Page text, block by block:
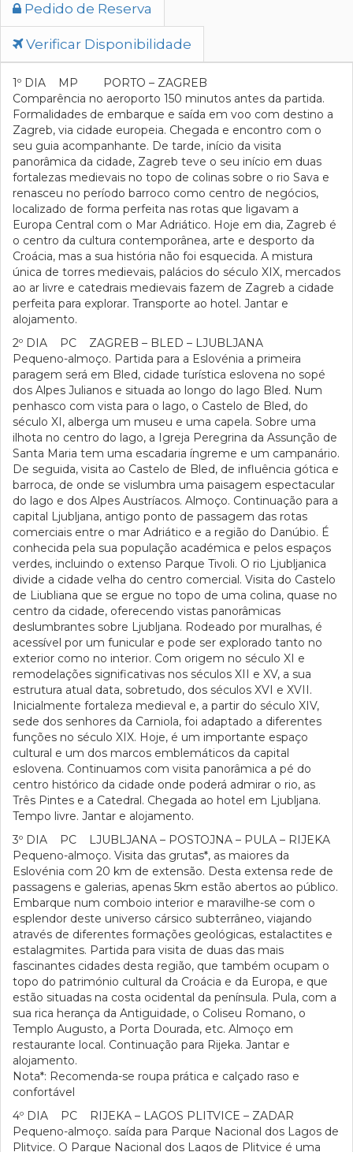
Pedido de Reserva
Verificar Disponibilidade
1º DIA MP PORTO – ZAGREB
Comparência no aeroporto 150 minutos antes da partida.
Formalidades de embarque e saída em voo com destino a
Zagreb, via cidade europeia. Chegada e encontro com o
seu guia acompanhante. De tarde, início da visita
panorâmica da cidade, Zagreb teve o seu início em duas
fortalezas medievais no topo de colinas sobre o rio Sava e
renasceu no período barroco como centro de negócios,
localizado de forma perfeita nas rotas que ligavam a
Europa Central com o Mar Adriático. Hoje em dia, Zagreb é
o centro da cultura contemporânea, arte e desporto da
Croácia, mas a sua história não foi esquecida. A mistura
única de torres medievais, palácios do século XIX, mercados
ao ar livre e catedrais medievais fazem de Zagreb a cidade
perfeita para explorar. Transporte ao hotel. Jantar e
alojamento.
2º DIA PC ZAGREB – BLED – LJUBLJANA
Pequeno-almoço. Partida para a Eslovénia a primeira
paragem será em Bled, cidade turística eslovena no sopé
dos Alpes Julianos e situada ao longo do lago Bled. Num
penhasco com vista para o lago, o Castelo de Bled, do
século XI, alberga um museu e uma capela. Sobre uma
ilhota no centro do lago, a Igreja Peregrina da Assunção de
Santa Maria tem uma escadaria íngreme e um campanário.
De seguida, visita ao Castelo de Bled, de influência gótica e
barroca, de onde se vislumbra uma paisagem espectacular
do lago e dos Alpes Austríacos. Almoço. Continuação para a
capital Ljubljana, antigo ponto de passagem das rotas
comerciais entre o mar Adriático e a região do Danúbio. É
conhecida pela sua população académica e pelos espaços
verdes, incluindo o extenso Parque Tivoli. O rio Ljubljanica
divide a cidade velha do centro comercial. Visita do Castelo
de Liubliana que se ergue no topo de uma colina, quase no
centro da cidade, oferecendo vistas panorâmicas
deslumbrantes sobre Ljubljana. Rodeado por muralhas, é
acessível por um funicular e pode ser explorado tanto no
exterior como no interior. Com origem no século XI e
remodelações significativas nos séculos XII e XV, a sua
estrutura atual data, sobretudo, dos séculos XVI e XVII.
Inicialmente fortaleza medieval e, a partir do século XIV,
sede dos senhores da Carniola, foi adaptado a diferentes
funções no século XIX. Hoje, é um importante espaço
cultural e um dos marcos emblemáticos da capital
eslovena. Continuamos com visita panorâmica a pé do
centro histórico da cidade onde poderá admirar o rio, as
Três Pintes e a Catedral. Chegada ao hotel em Ljubljana.
Tempo livre. Jantar e alojamento.
3º DIA PC LJUBLJANA – POSTOJNA – PULA – RIJEKA
Pequeno-almoço. Visita das grutas*, as maiores da
Eslovénia com 20 km de extensão. Desta extensa rede de
passagens e galerias, apenas 5km estão abertos ao público.
Embarque num comboio interior e maravilhe-se com o
esplendor deste universo cársico subterrâneo, viajando
através de diferentes formações geológicas, estalactites e
estalagmites. Partida para visita de duas das mais
fascinantes cidades desta região, que também ocupam o
topo do património cultural da Croácia e da Europa, e que
estão situadas na costa ocidental da península. Pula, com a
sua rica herança da Antiguidade, o Coliseu Romano, o
Templo Augusto, a Porta Dourada, etc. Almoço em
restaurante local. Continuação para Rijeka. Jantar e
alojamento.
Nota*: Recomenda-se roupa prática e calçado raso e
confortável
4º DIA PC RIJEKA – LAGOS PLITVICE – ZADAR
Pequeno-almoço. saída para Parque Nacional dos Lagos de
Plitvice. O Parque Nacional dos Lagos de Plitvice é uma